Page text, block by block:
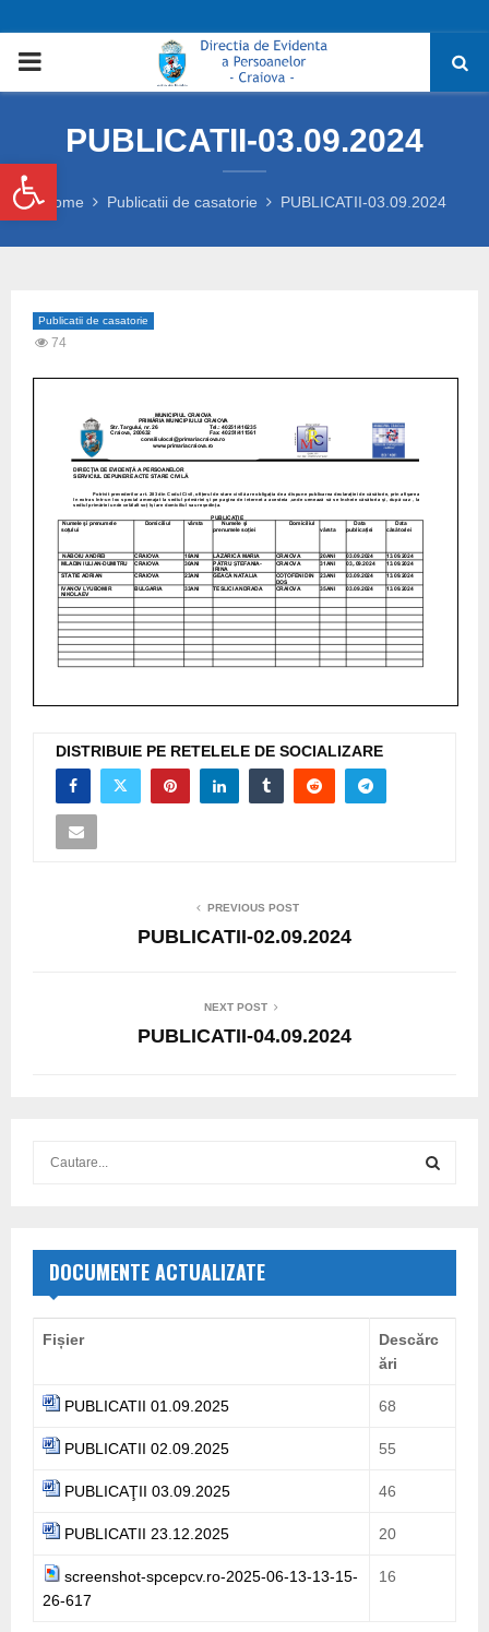
Deschide bara de unelte
PRIMARY
PUBLICATII-03.09.2024
Home Publicatii de casatorie PUBLICATII-03.09.2024
Publicatii de casatorie
74
DISTRIBUIE PE RETELELE DE SOCIALIZARE
PREVIOUS POST
PUBLICATII-02.09.2024
NEXT POST
PUBLICATII-04.09.2024
E
A
R
DOCUMENTE ACTUALIZATE
Fișier
Descărc
ări
PUBLICATII 01.09.2025 68
PUBLICATII 02.09.2025 55
PUBLICAŢII 03.09.2025 46
PUBLICATII 23.12.2025 20
screenshot-spcepcv.ro-2025-06-13-13-15-
26-617
16